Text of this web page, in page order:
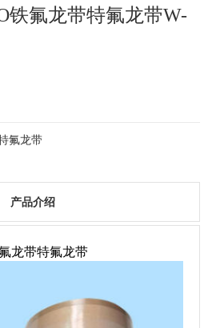
铁氟龙带特氟龙带W-
氟龙带
产品介绍
龙带特氟龙带